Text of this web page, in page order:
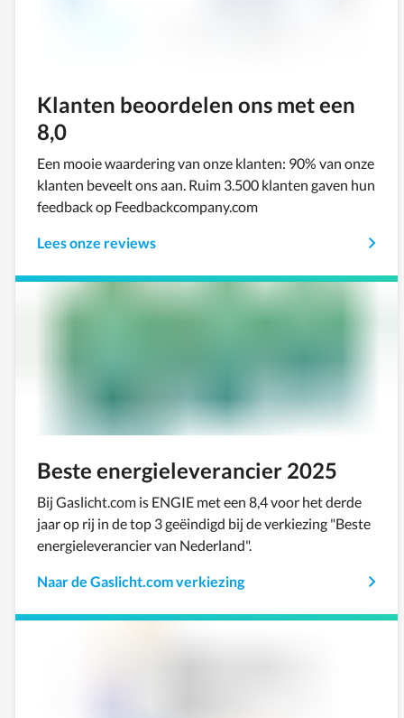
Klanten beoordelen ons met een
8,0
Een mooie waardering van onze klanten: 90% van onze
klanten beveelt ons aan. Ruim 3.500 klanten gaven hun
feedback op Feedbackcompany.com
Lees onze reviews
Beste energieleverancier 2025
Bij Gaslicht.com is ENGIE met een 8,4 voor het derde
jaar op rij in de top 3 geëindigd bij de verkiezing "Beste
energieleverancier van Nederland".
Naar de Gaslicht.com verkiezing